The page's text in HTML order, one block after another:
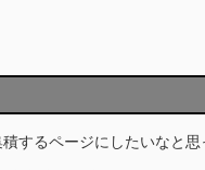
するページにしたいなと思